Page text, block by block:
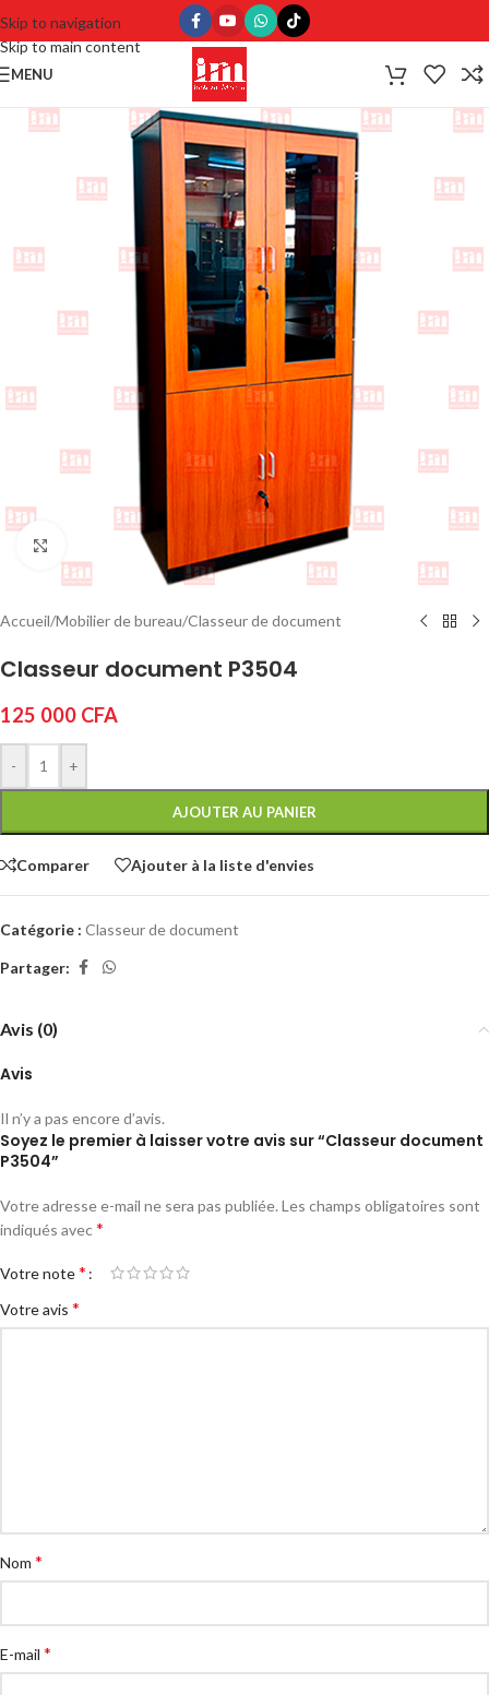
Skip to navigation
Skip to main content
MENU
Cliquez pour agrandir
Accueil/Mobilier de bureau/Classeur de document
Classeur document P3504
125 000 CFA
- +
AJOUTER AU PANIER
Comparer Ajouter à la liste d'envies
Catégorie : Classeur de document
Partager:
Avis (0)
Avis
Il n’y a pas encore d’avis.
Soyez le premier à laisser votre avis sur “Classeur document
P3504”
Votre adresse e-mail ne sera pas publiée. Les champs obligatoires sont
indiqués avec*
Votre note*
Votre avis *
Nom *
E-mail *